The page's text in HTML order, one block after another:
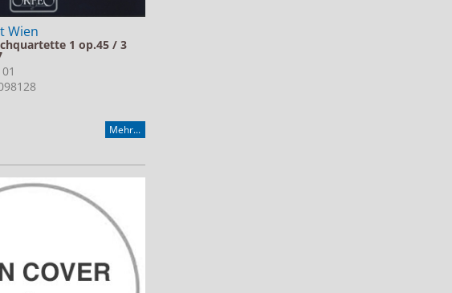
Wien
1 op.45 / 3
Mehr...